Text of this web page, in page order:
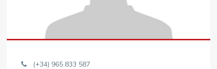
(+34) 965 833 587